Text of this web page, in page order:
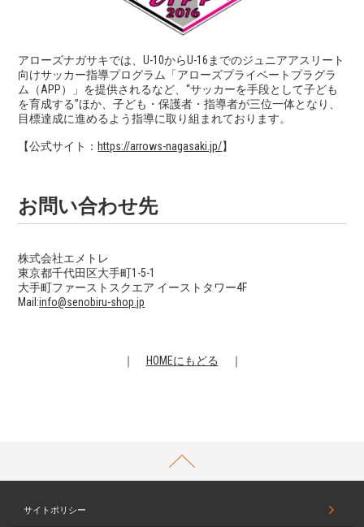
アローズナガサキでは、U-10からU-16までのジュニアアスリート
向けサッカー指導プログラム「アローズプライベートプラグラ
ム（APP）」を提供されるなど、“サッカーを手段として子ども
を育成する”ほか、子ども・保護者・指導者が三位一体となり、
目標達成に進めるよう指導に取り組まれております。
【公式サイト： https://arrows-nagasaki.jp/】
お問い合わせ先
株式会社エメトレ
東京都千代田区大手町1-5-1
大手町ファーストスクエア イーストタワー4F
Mail:info@senobiru-shop.jp
｜ HOMEにもどる ｜
サイトポリシー